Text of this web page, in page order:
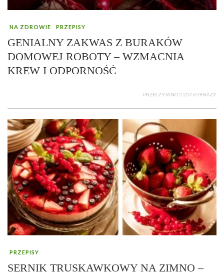
NA ZDROWIE PRZEPISY
GENIALNY ZAKWAS Z BURAKÓW
DOMOWEJ ROBOTY – WZMACNIA
KREW I ODPORNOŚĆ
PRZECZYTANO 2 237 659 RAZY
PRZEPISY
SERNIK TRUSKAWKOWY NA ZIMNO –